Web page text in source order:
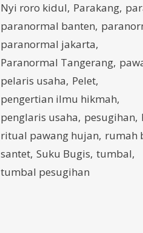
Nyi roro kidul Parakang
paranormal banten
paranormal jakarta
Paranormal Tangerang
pelaris usaha Pelet
pengertian ilmu hikmah
penglaris usaha pesugihan
ritual pawang hujan rumah
santet Suku Bugis tumbal
tumbal pesugihan